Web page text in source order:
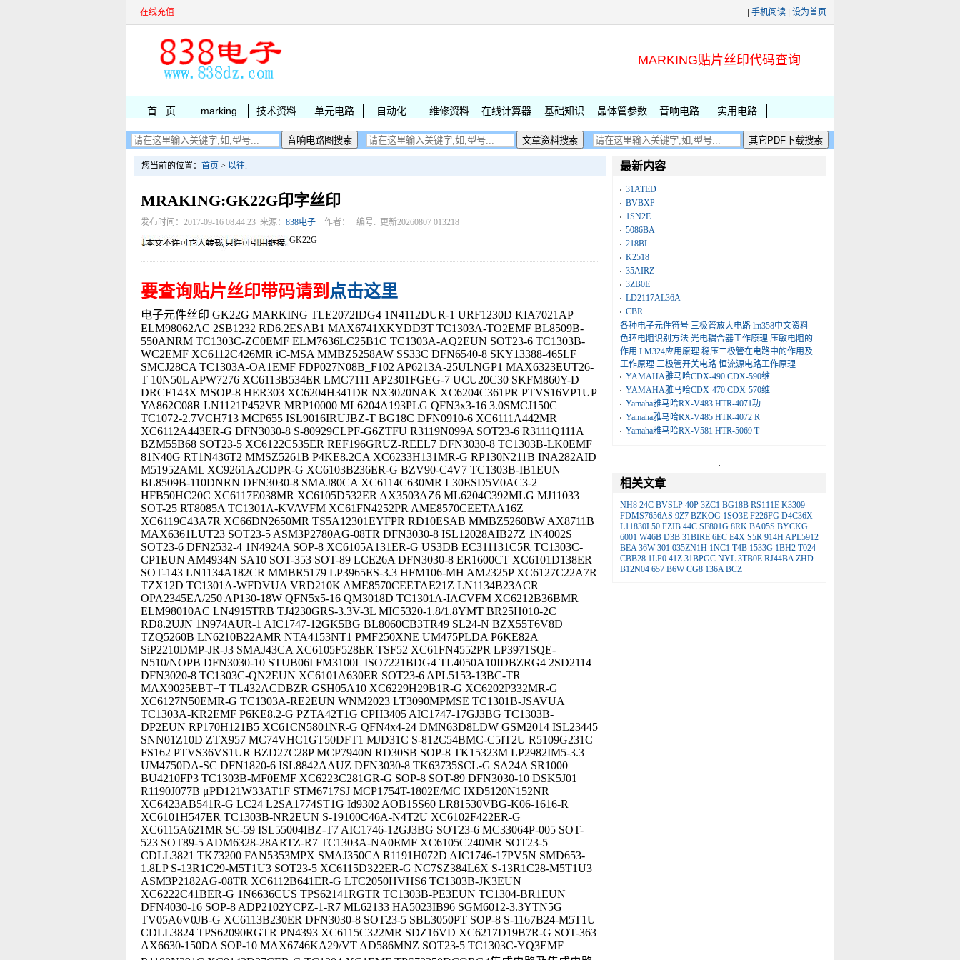
在线充值 手机阅读 设为首页
MARKING贴片丝印代码查询
首 页 marking 技术资料 单元电路 自动化 维修资料 在线计算器 基础知识 晶体管参数 音响电路 实用电路
您当前的位置： 首页 > 以往.
MRAKING:GK22G印字丝印
发布时间：2017-09-16 08:44:23 来源： 838电子 作者： 编号: 更新20260807 013218
GK22G
要查询贴片丝印带码请到 点击这里
电子元件丝印 GK22G MARKING TLE2072IDG4 1N4112DUR-1 URF1230D KIA7021AP
ELM98062AC 2SB1232 RD6.2ESAB1 MAX6741XKYDD3T TC1303A-TO2EMF BL8509B-
550ANRM TC1303C-ZC0EMF ELM7636LC25B1C TC1303A-AQ2EUN SOT23-6 TC1303B-
WC2EMF XC6112C426MR iC-MSA MMBZ5258AW SS33C DFN6540-8 SKY13388-465LF
SMCJ28CA TC1303A-OA1EMF FDP027N08B_F102 AP6213A-25ULNGP1 MAX6323EUT26-
T 10N50L APW7276 XC6113B534ER LMC7111 AP2301FGEG-7 UCU20C30 SKFM860Y-D
DRCF143X MSOP-8 HER303 XC6204H341DR NX3020NAK XC6204C361PR PTVS16VP1UP
YA862C08R LN1121P452VR MRP10000 ML6204A193PLG QFN3x3-16 3.0SMCJ150C
TC1072-2.7VCH713 MCP655 ISL9016IRUJBZ-T BG18C DFN0910-6 XC6111A442MR
XC6112A443ER-G DFN3030-8 S-80929CLPF-G6ZTFU R3119N099A SOT23-6 R3111Q111A
BZM55B68 SOT23-5 XC6122C535ER REF196GRUZ-REEL7 DFN3030-8 TC1303B-LK0EMF
81N40G RT1N436T2 MMSZ5261B P4KE8.2CA XC6233H131MR-G RP130N211B INA282AID
M51952AML XC9261A2CDPR-G XC6103B236ER-G BZV90-C4V7 TC1303B-IB1EUN
BL8509B-110DNRN DFN3030-8 SMAJ80CA XC6114C630MR L30ESD5V0AC3-2
HFB50HC20C XC6117E038MR XC6105D532ER AX3503AZ6 ML6204C392MLG MJ11033
SOT-25 RT8085A TC1301A-KVAVFM XC61FN4252PR AME8570CEETAA16Z
XC6119C43A7R XC66DN2650MR TS5A12301EYFPR RD10ESAB MMBZ5260BW AX8711B
MAX6361LUT23 SOT23-5 ASM3P2780AG-08TR DFN3030-8 ISL12028AIB27Z 1N4002S
SOT23-6 DFN2532-4 1N4924A SOP-8 XC6105A131ER-G US3DB EC311131C5R TC1303C-
CP1EUN AM4934N SA10 SOT-353 SOT-89 LCE26A DFN3030-8 ER1600CT XC6101D138ER
SOT-143 LN1134A182CR MMBR5179 LP3965ES-3.3 HFM106-MH AM2325P XC6127C22A7R
TZX12D TC1301A-WFDVUA VRD210K AME8570CEETAE21Z LN1134B23ACR
OPA2345EA/250 AP130-18W QFN5x5-16 QM3018D TC1301A-IACVFM XC6212B36BMR
ELM98010AC LN4915TRB TJ4230GRS-3.3V-3L MIC5320-1.8/1.8YMT BR25H010-2C
RD8.2UJN 1N974AUR-1 AIC1747-12GK5BG BL8060CB3TR49 SL24-N BZX55T6V8D
TZQ5260B LN6210B22AMR NTA4153NT1 PMF250XNE UM475PLDA P6KE82A
SiP2210DMP-JR-J3 SMAJ43CA XC6105F528ER TSF52 XC61FN4552PR LP3971SQE-
N510/NOPB DFN3030-10 STUB06I FM3100L ISO7221BDG4 TL4050A10IDBZRG4 2SD2114
DFN3020-8 TC1303C-QN2EUN XC6101A630ER SOT23-6 APL5153-13BC-TR
MAX9025EBT+T TL432ACDBZR GSH05A10 XC6229H29B1R-G XC6202P332MR-G
XC6127N50EMR-G TC1303A-RE2EUN WNM2023 LT3090MPMSE TC1301B-JSAVUA
TC1303A-KR2EMF P6KE8.2-G PZTA42T1G CPH3405 AIC1747-17GJ3BG TC1303B-
DP2EUN RP170H121B5 XC61CN5801NR-G QFN4x4-24 DMN63D8LDW GSM2014 ISL23445
SNN01Z10D ZTX957 MC74VHC1GT50DFT1 MJD31C S-812C54BMC-C5IT2U R5109G231C
FS162 PTVS36VS1UR BZD27C28P MCP7940N RD30SB SOP-8 TK15323M LP2982IM5-3.3
UM4750DA-SC DFN1820-6 ISL8842AAUZ DFN3030-8 TK63735SCL-G SA24A SR1000
BU4210FP3 TC1303B-MF0EMF XC6223C281GR-G SOP-8 SOT-89 DFN3030-10 DSK5J01
R1190J077B μPD121W33AT1F STM6717SJ MCP1754T-1802E/MC IXD5120N152NR
XC6423AB541R-G LC24 L2SA1774ST1G Id9302 AOB15S60 LR81530VBG-K06-1616-R
XC6101H547ER TC1303B-NR2EUN S-19100C46A-N4T2U XC6102F422ER-G
XC6115A621MR SC-59 ISL55004IBZ-T7 AIC1746-12GJ3BG SOT23-6 MC33064P-005 SOT-
523 SOT89-5 ADM6328-28ARTZ-R7 TC1303A-NA0EMF XC6105C240MR SOT23-5
CDLL3821 TK73200 FAN5353MPX SMAJ350CA R1191H072D AIC1746-17PV5N SMD653-
1.8LP S-13R1C29-M5T1U3 SOT23-5 XC6115D322ER-G NC7SZ384L6X S-13R1C28-M5T1U3
ASM3P2182AG-08TR XC6112B641ER-G LTC2050HVHS6 TC1303B-JK3EUN
XC6222C41BER-G 1N6636CUS TPS62141RGTR TC1303B-PE3EUN TC1304-BR1EUN
DFN4030-16 SOP-8 ADP2102YCPZ-1-R7 ML62133 HA5023IB96 SGM6012-3.3YTN5G
TV05A6V0JB-G XC6113B230ER DFN3030-8 SOT23-5 SBL3050PT SOP-8 S-1167B24-M5T1U
CDLL3824 TPS62090RGTR PN4393 XC6115C322MR SDZ16VD XC6217D19B7R-G SOT-363
AX6630-150DA SOP-10 MAX6746KA29/VT AD586MNZ SOT23-5 TC1303C-YQ3EMF
最新内容
31ATED
BVBXP
1SN2E
5086BA
218BL
K2518
35AIRZ
3ZB0E
LD2117AL36A
CBR
各种电子元件符号 三极管放大电路 lm358中文资料
色环电阻识别方法 光电耦合器工作原理 压敏电阻的
作用 LM324应用原理 稳压二极管在电路中的作用及
工作原理 三极管开关电路 恒流源电路工作原理
YAMAHA雅马哈CDX-490 CDX-590维
YAMAHA雅马哈CDX-470 CDX-570维
Yamaha雅马哈RX-V483 HTR-4071功
Yamaha雅马哈RX-V485 HTR-4072 R
Yamaha雅马哈RX-V581 HTR-5069 T
.
相关文章
NH8 24C BVSLP 40P 3ZC1 BG18B RS111E K3309
FDMS7656AS 9Z7 BZKOG 1SO3E F226FG D4C36X
L11830L50 FZIB 44C SF801G 8RK BA05S BYCKG
6001 W46B D3B 31BIRE 6EC E4X S5R 914HAPL5912
BEA 36W 301 035ZN1H 1NC1 T4B 1533G 1BH2 T024
CBB28 1LP0 41Z 31BPGC NYL 3TB0E RJ44BA ZHD
B12N04 657 B6W CG8 136A BCZ